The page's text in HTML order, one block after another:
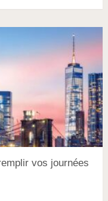
vos journées